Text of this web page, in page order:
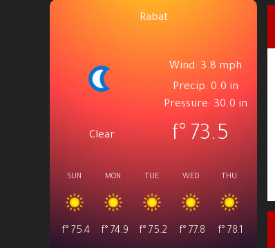
Rabat
Clear
Wind: 3.8 mph
Precip: 0.0 in
Pressure: 30.0 in
73.5
°f
SUN
75.4
°f
MON
74.9
°f
TUE
75.2
°f
WED
77.8
°f
THU
78.1
°f